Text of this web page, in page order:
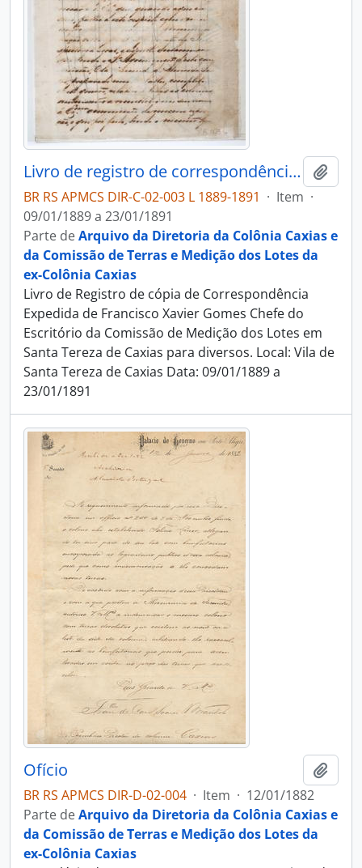
Livro de registro de correspondência expedida pelo Engenheiro-Chefe
BR RS APMCS DIR-C-02-003 L 1889-1891 · Item ·
09/01/1889 a 23/01/1891
Parte deArquivo da Diretoria da Colônia Caxias e
da Comissão de Terras e Medição dos Lotes da
ex-Colônia Caxias
Livro de Registro de cópia de Correspondência
Expedida de Francisco Xavier Gomes Chefe do
Escritório da Comissão de Medição dos Lotes em
Santa Tereza de Caxias para diversos. Local: Vila de
Santa Tereza de Caxias Data: 09/01/1889 a
23/01/1891
Ofício
BR RS APMCS DIR-D-02-004 · Item · 12/01/1882
Parte deArquivo da Diretoria da Colônia Caxias e
da Comissão de Terras e Medição dos Lotes da
ex-Colônia Caxias